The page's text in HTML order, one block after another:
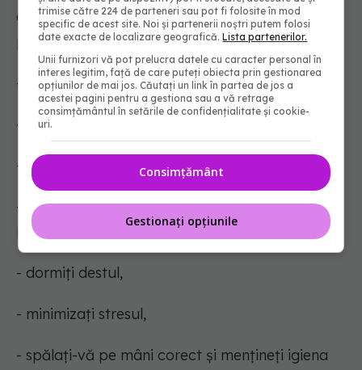
ca sistemul imunitar al unei persoane să fie mai
puternic:
- evitați fumatul,
- faceți exerciții în mod regulat,
- mențineți o greutate sănătoasă;
- evitați consumul de alcool sau băutul în mod
regulat,
- dormiți destul,
- minimizați stresul,
- spălați-vă pe mâni corect și mențineți igiena
trimise către 224 de parteneri sau pot fi folosite în mod
specific de acest site. Noi și partenerii noștri putem folosi
date exacte de localizare geografică.Lista partenerilor.
Unii furnizori vă pot prelucra datele cu caracter personal în
interes legitim, față de care puteți obiecta prin gestionarea
opțiunilor de mai jos. Căutați un link în partea de jos a
acestei pagini pentru a gestiona sau a vă retrage
consimțământul în setările de confidențialitate și cookie-
uri.
Consimțământ
Gestionați opțiunile